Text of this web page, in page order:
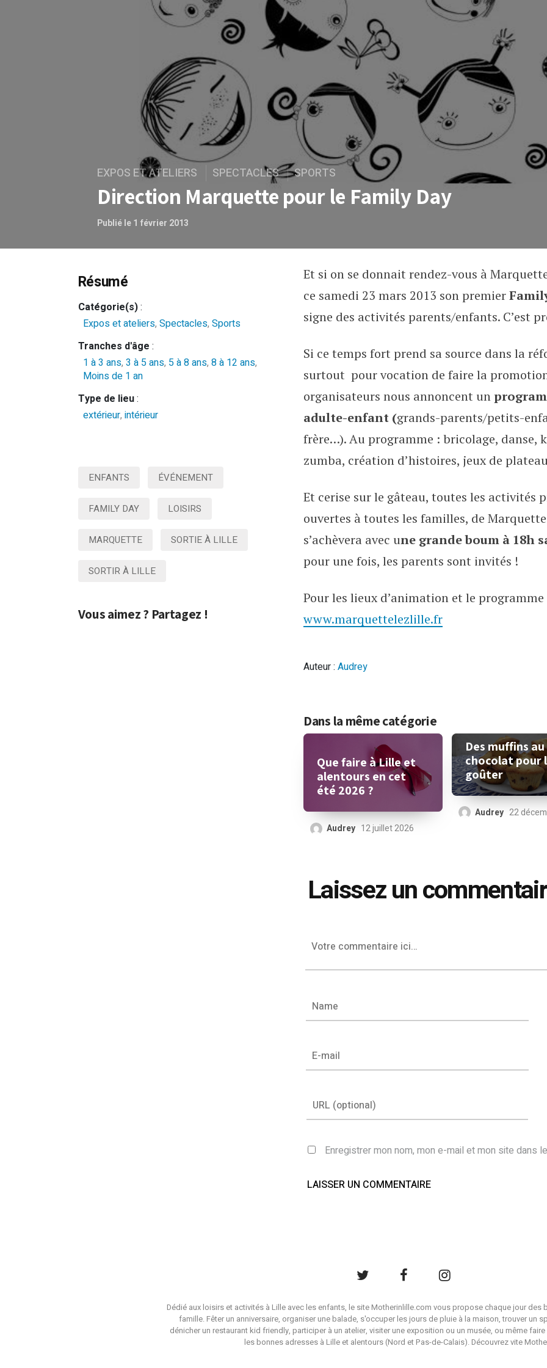
EXPOS ET ATELIERS SPECTACLES SPORTS
Direction Marquette pour le Family Day
Publié le 1 février 2013
Direction Marquette pour le
Et si on se donnait rendez-vous à
ce samedi 23 mars 2013 son premier
signe des activités parents/enfants. C’est
Si ce temps fort prend sa source dans la
surtout pour vocation de faire la
organisateurs nous annoncent un
adulte-enfant (grands-parents/petits-
frère…). Au programme : bricolage, danse,
zumba, création d’histoires, jeux de
Et cerise sur le gâteau, toutes les activités
ouvertes à toutes les familles, de
s’achèvera avec une grande boum à 18h
pour une fois, les parents sont invités !
Pour les lieux d’animation et le
www.marquettelezlille.fr
Auteur : Audrey
Résumé
Catégorie(s):
Expos et ateliers, Spectacles, Sports
Tranches d'âge :
1 à 3 ans, 3 à 5 ans, 5 à 8 ans, 8 à 12 ans,
Moins de 1 an
Type de lieu:
extérieur, intérieur
ENFANTS ÉVÉNEMENT
FAMILY DAY LOISIRS
MARQUETTE SORTIE À LILLE
SORTIR À LILLE
Vous aimez ? Partagez !
Dans la même catégorie
Que faire à Lille et
alentours en cet
été 2026 ?
Audrey 12 juillet 2026
Des muffins au
chocolat pour
goûter
Audrey 22
Laissez un
Enregistrer mon nom, mon e-mail et mon site dans
Dédié aux loisirs et activités à Lille avec les enfants, le site Motherinlille.com vous propose chaque jour des
famille. Fêter un anniversaire, organiser une balade, s'occuper les jours de pluie à la maison, trouver un
dénicher un restaurant kid friendly, participer à un atelier, visiter une exposition ou un musée, ou même
les bonnes adresses à Lille et alentours (Nord et Pas-de-Calais). Découvrez vite